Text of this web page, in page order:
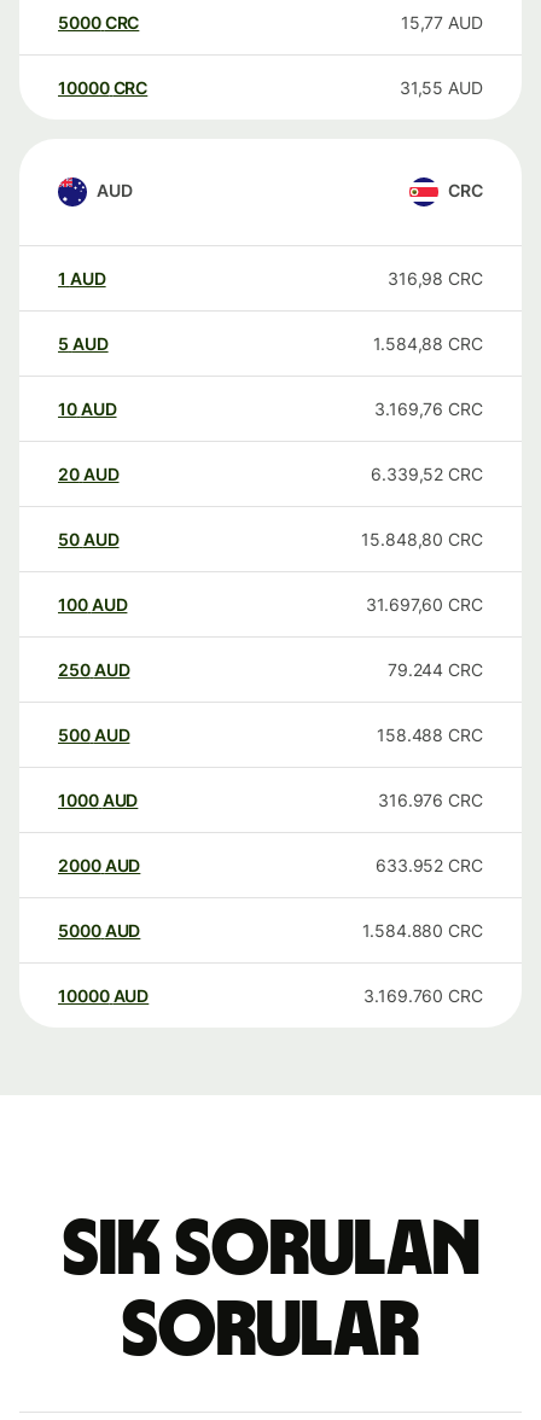
5000CRC 15,77 AUD
10000 CRC 31,55 AUD
AUD CRC
1 AUD 316,98 CRC
5 AUD 1.584,88 CRC
10AUD 3.169,76 CRC
20AUD 6.339,52 CRC
50AUD 15.848,80 CRC
100AUD 31.697,60 CRC
250AUD 79.244 CRC
500AUD 158.488 CRC
1000AUD 316.976 CRC
2000AUD 633.952 CRC
5000AUD 1.584.880 CRC
10000 AUD 3.169.760 CRC
Sık sorulan
sorular